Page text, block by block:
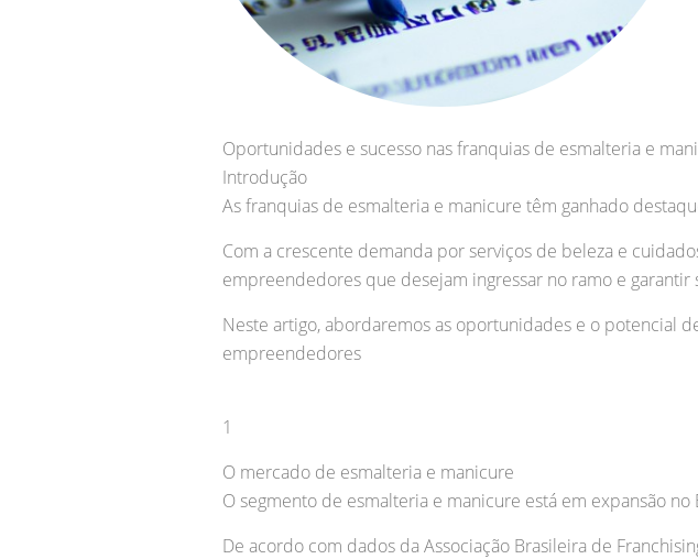
Oportunidades e sucesso nas franquias de esmalteria e
Introdução
As franquias de esmalteria e manicure têm ganhado
Com a crescente demanda por serviços de beleza e
empreendedores que desejam ingressar no ramo e
Neste artigo, abordaremos as oportunidades e o potencial
empreendedores
1
O mercado de esmalteria e manicure
O segmento de esmalteria e manicure está em expansão no
De acordo com dados da Associação Brasileira de